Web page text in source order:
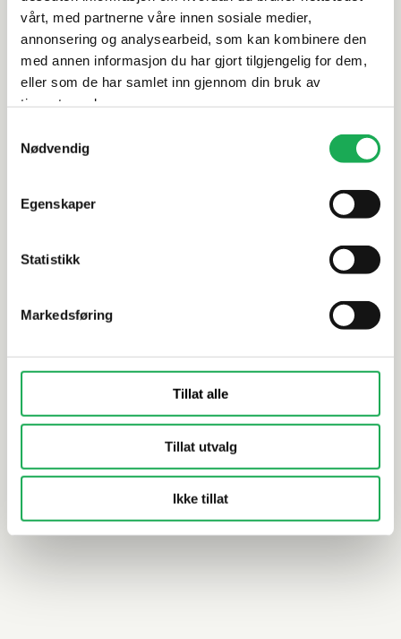
vårt, med partnerne våre innen sosiale medier,
annonsering og analysearbeid, som kan kombinere den
med annen informasjon du har gjort tilgjengelig for dem,
eller som de har samlet inn gjennom din bruk av
tjenestene deres.
Nødvendig
Egenskaper
Statistikk
Markedsføring
Tillat alle
Tillat utvalg
Ikke tillat
Rengjøring og vedlikehold
Leveringsinformasjon
Alternative produkter
CORE NEMA 100 Servantskap m/2
CORE